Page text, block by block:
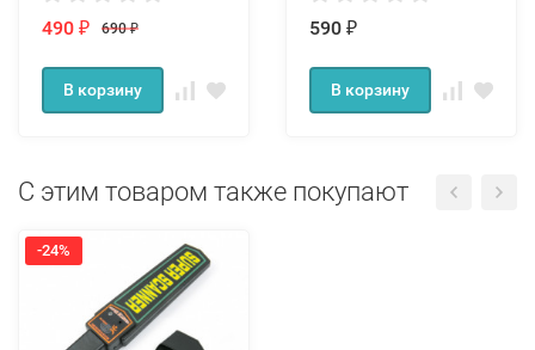
490 ₽ 690₽
В корзину
590 ₽
В корзину
С этим товаром также покупают
-24%